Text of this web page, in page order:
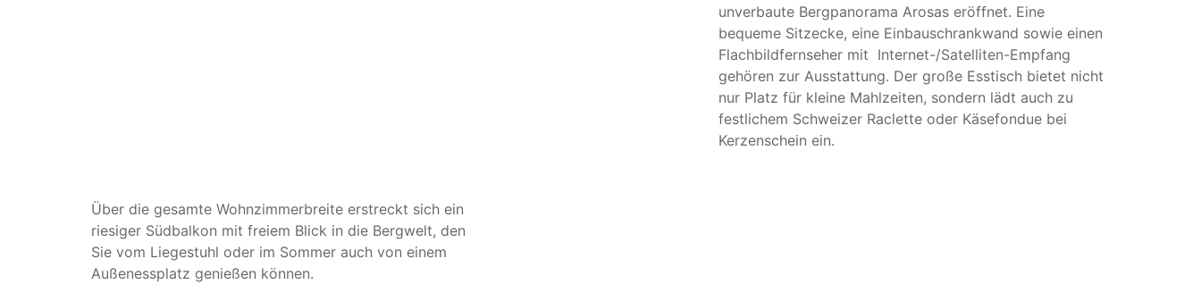
unverbaute Bergpanorama Arosas eröffnet. Eine
bequeme Sitzecke, eine Einbauschrankwand sowie einen
Flachbildfernseher mit Internet-/Satelliten-Empfang
gehören zur Ausstattung. Der große Esstisch bietet nicht
nur Platz für kleine Mahlzeiten, sondern lädt auch zu
festlichem Schweizer Raclette oder Käsefondue bei
Kerzenschein ein.
Über die gesamte Wohnzimmerbreite erstreckt sich ein
riesiger Südbalkon mit freiem Blick in die Bergwelt, den
Sie vom Liegestuhl oder im Sommer auch von einem
Außenessplatz genießen können.